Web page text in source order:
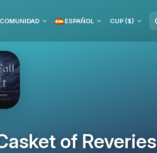
COMUNIDAD ESPAÑOL CUP ($)
of Reveries